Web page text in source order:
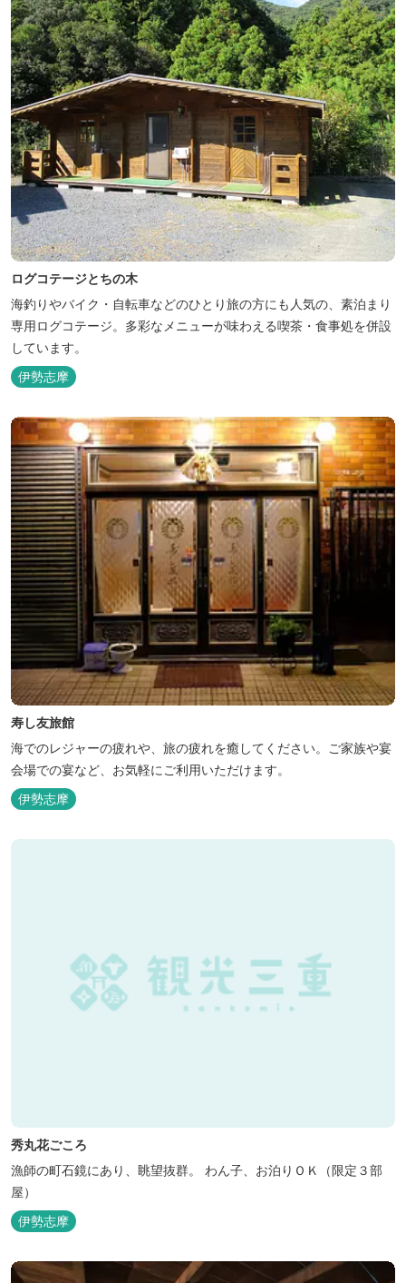
ログコテージとちの木
海釣りやバイク・自転車などのひとり旅の方にも人気の、素泊まり
専用ログコテージ。多彩なメニューが味わえる喫茶・食事処を併設
しています。
伊勢志摩
寿し友旅館
海でのレジャーの疲れや、旅の疲れを癒してください。ご家族や宴
会場での宴など、お気軽にご利用いただけます。
伊勢志摩
秀丸花ごころ
漁師の町石鏡にあり、眺望抜群。 わん子、お泊りＯＫ（限定３部
屋）
伊勢志摩